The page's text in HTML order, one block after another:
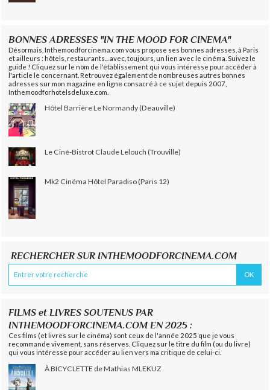
BONNES ADRESSES "IN THE MOOD FOR CINEMA"
Désormais, Inthemoodforcinema.com vous propose ses bonnes adresses, à Paris
et ailleurs : hôtels, restaurants... avec, toujours, un lien avec le cinéma. Suivez le
guide ! Cliquez sur le nom de l'établissement qui vous intéresse pour accéder à
l'article le concernant. Retrouvez également de nombreuses autres bonnes
adresses sur mon magazine en ligne consacré à ce sujet depuis 2007,
Inthemoodforhotelsdeluxe.com.
Hôtel Barrière Le Normandy (Deauville)
Le Ciné-Bistrot Claude Lelouch (Trouville)
Mk2 Cinéma Hôtel Paradiso (Paris 12)
RECHERCHER SUR INTHEMOODFORCINEMA.COM
FILMS et LIVRES SOUTENUS PAR
INTHEMOODFORCINEMA.COM EN 2025 :
Ces films (et livres sur le cinéma) sont ceux de l'année 2025 que je vous
recommande vivement, sans réserves. Cliquez sur le titre du film (ou du livre)
qui vous intéresse pour accéder au lien vers ma critique de celui-ci.
À BICYCLETTE de Mathias MLEKUZ